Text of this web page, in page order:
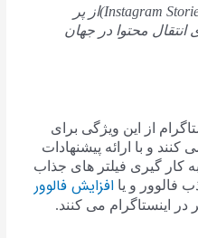
استوری اینستاگرام (Instagram Stories)از پر
محتوا در جهان
از این ویژگی برای
و با ارائه پیشنهادات
کار گیری فیلتر های جذاب
فالوور و یاافزایش فالوور
اینستاگرام می کنند.